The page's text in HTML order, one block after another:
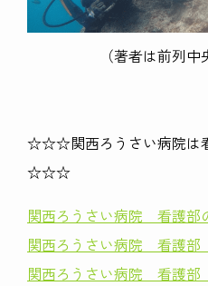
（著者は前列中央
☆☆☆関西ろうさい病院は
☆☆☆
関西ろうさい病院 看護部
関西ろうさい病院 看護
関西ろうさい病院 看護